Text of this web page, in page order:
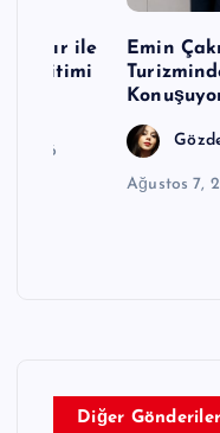
Nazır ile
Eğitimi
2026
Emin
Ağustos 7,
Diğer Gönderiler